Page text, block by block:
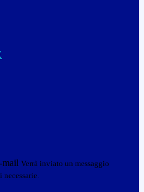
mail Verrà inviato un messaggio